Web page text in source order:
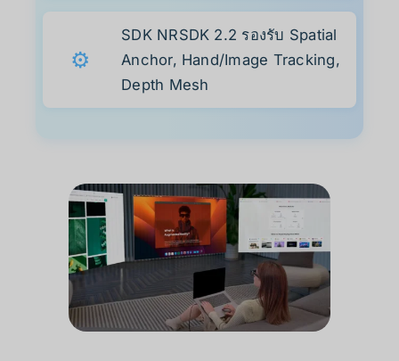
⚙️
SDK NRSDK 2.2 รองรับ Spatial
Anchor, Hand/Image Tracking,
Depth Mesh